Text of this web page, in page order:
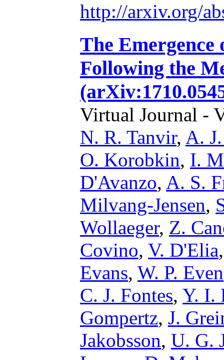
http://arxiv.org/
The
Following the
Virtual Journal -
N. R. Tanvir, A.
O. Korobkin, I.
D'Avanzo, A. S.
Milvang-Jensen,
Wollaeger, Z.
Covino, V. D'Elia
Evans, W. P. Even
C. J. Fontes, Y. I.
Gompertz, J.
Jakobsson, U. G.